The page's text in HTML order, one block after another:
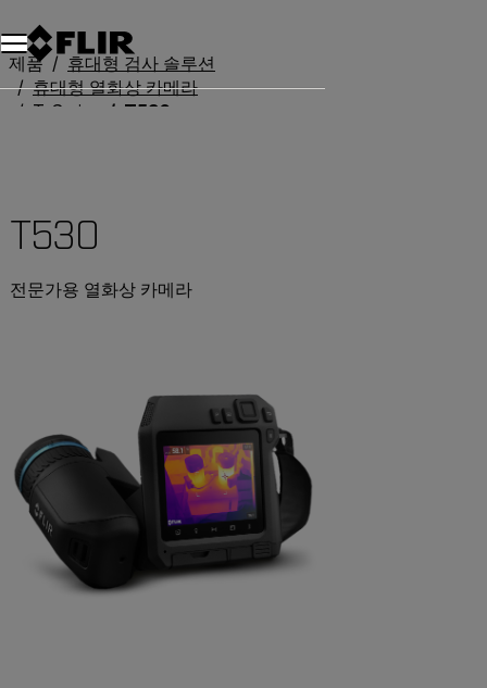
제품
휴대형 검사 솔루션
휴대형 열화상 카메라
T-Series
T530
T530
전문가용 열화상 카메라